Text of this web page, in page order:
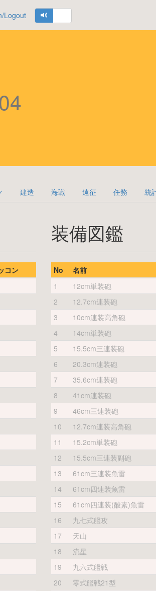
Logout
建造 海戦 遠征 任務 統
コン
装備図鑑
No
名前
1
12cm単装砲
2
12.7cm連装砲
3
10cm連装高角砲
4
14cm単装砲
5
15.5cm三連装砲
6
20.3cm連装砲
7
35.6cm連装砲
8
41cm連装砲
9
46cm三連装砲
10
12.7cm連装高角砲
11
15.2cm単装砲
12
15.5cm三連装副砲
13
61cm三連装魚雷
14
61cm四連装魚雷
15
61cm四連装(酸素)魚雷
16
九七式艦攻
17
天山
18
流星
19
九六式艦戦
20
零式艦戦21型